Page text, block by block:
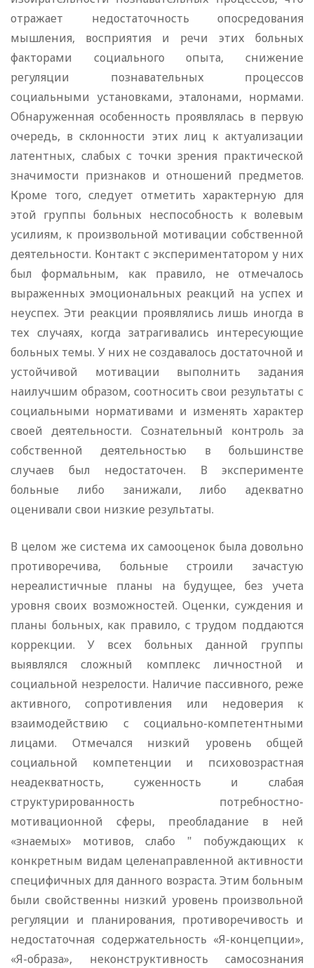
отражает недостаточность опосредования
мышления, восприятия и речи этих больных
факторами социального опыта, снижение
регуляции познавательных процессов
социальными установками, эталонами, нормами.
Обнаруженная особенность проявлялась в первую
очередь, в склонности этих лиц к актуализации
латентных, слабых с точки зрения практической
значимости признаков и отношений предметов.
Кроме того, следует отметить характерную для
этой группы больных неспособность к волевым
усилиям, к произвольной мотивации собственной
деятельности. Контакт с экспериментатором у них
был формальным, как правило, не отмечалось
выраженных эмоциональных реакций на успех и
неуспех. Эти реакции проявлялись лишь иногда в
тех случаях, когда затрагивались интересующие
больных темы. У них не создавалось достаточной и
устойчивой мотивации выполнить задания
наилучшим образом, соотносить свои результаты с
социальными нормативами и изменять характер
своей деятельности. Сознательный контроль за
собственной деятельностью в большинстве
случаев был недостаточен. В эксперименте
больные либо занижали, либо адекватно
оценивали свои низкие результаты.
В целом же система их самооценок была довольно
противоречива, больные строили зачастую
нереалистичные планы на будущее, без учета
уровня своих возможностей. Оценки, суждения и
планы больных, как правило, с трудом поддаются
коррекции. У всех больных данной группы
выявлялся сложный комплекс личностной и
социальной незрелости. Наличие пассивного, реже
активного, сопротивления или недоверия к
взаимодействию с социально-компетентными
лицами. Отмечался низкий уровень общей
социальной компетенции и психовозрастная
неадекватность, суженность и слабая
структурированность потребностно-
мотивационной сферы, преобладание в ней
«знаемых» мотивов, слабо " побуждающих к
конкретным видам целенаправленной активности
специфичных для данного возраста. Этим больным
были свойственны низкий уровень произвольной
регуляции и планирования, противоречивость и
недостаточная содержательность «Я-концепции»,
«Я-образа», неконструктивность самосознания